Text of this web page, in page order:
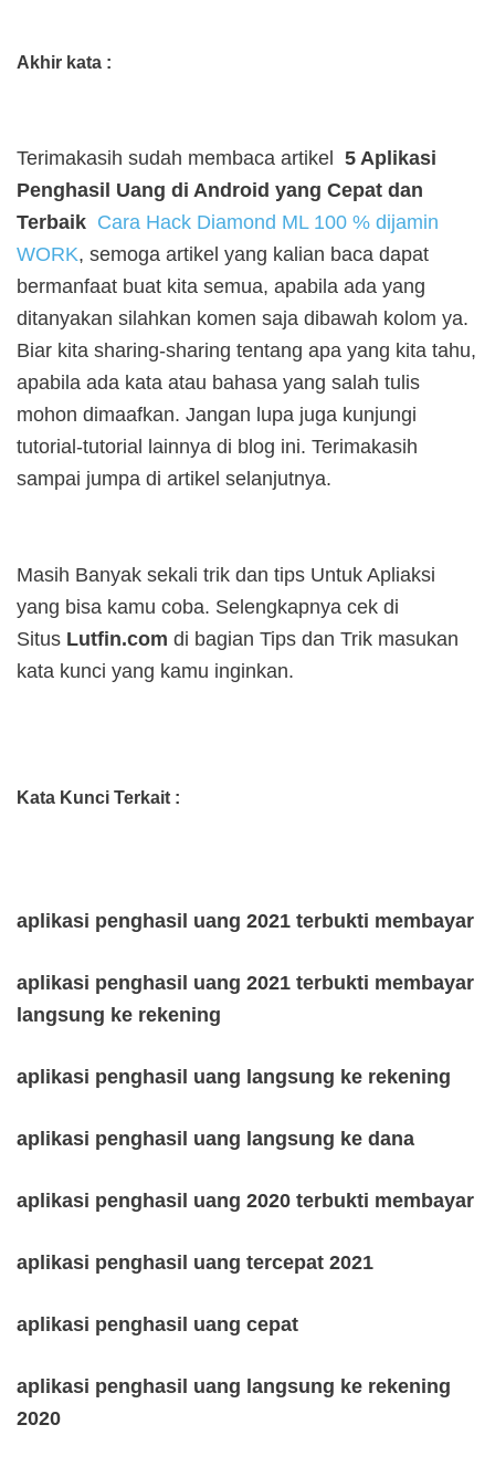
Akhir kata :
Terimakasih sudah membaca artikel
5 Aplikasi
Penghasil Uang di Android yang Cepat dan
Terbaik Cara Hack Diamond ML 100 % dijamin
WORK, semoga artikel yang kalian baca dapat
bermanfaat buat kita semua, apabila ada yang
ditanyakan silahkan komen saja dibawah kolom ya.
Biar kita sharing-sharing tentang apa yang kita tahu,
apabila ada kata atau bahasa yang salah tulis
mohon dimaafkan. Jangan lupa juga kunjungi
tutorial-tutorial lainnya di blog ini. Terimakasih
sampai jumpa di artikel selanjutnya.
Masih Banyak sekali trik dan tips Untuk Apliaksi
yang bisa kamu coba. Selengkapnya cek di
Situs Lutfin.com di bagian Tips dan Trik masukan
kata kunci yang kamu inginkan.
Kata Kunci Terkait :
aplikasi penghasil uang 2021 terbukti membayar
aplikasi penghasil uang 2021 terbukti membayar
langsung ke rekening
aplikasi penghasil uang langsung ke rekening
aplikasi penghasil uang langsung ke dana
aplikasi penghasil uang 2020 terbukti membayar
aplikasi penghasil uang tercepat 2021
aplikasi penghasil uang cepat
aplikasi penghasil uang langsung ke rekening
2020